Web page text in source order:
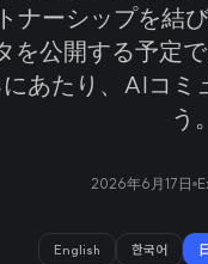
ナーシップを結
を公開する予定
あたり、AIコミ
う。
2026年6月17日
English 한국어